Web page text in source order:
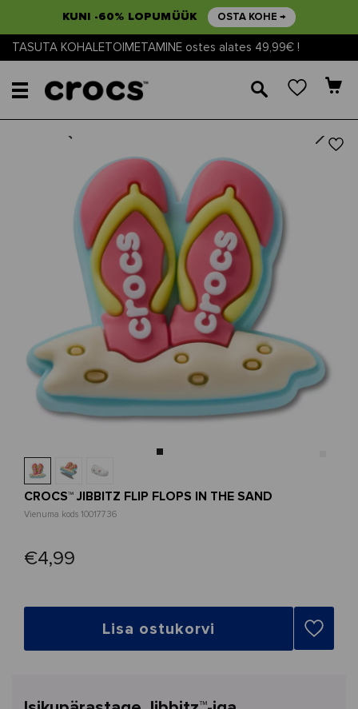
KUNI -60% LOPUMÜÜK OSTA KOHE →
TASUTA KOHALETOIMETAMINE ostes alates 49,99€ !
🔎
Next
CROCS™ JIBBITZ FLIP FLOPS IN THE SAND
Vienuma kods 10017736
€4,99
Lisa ostukorvi